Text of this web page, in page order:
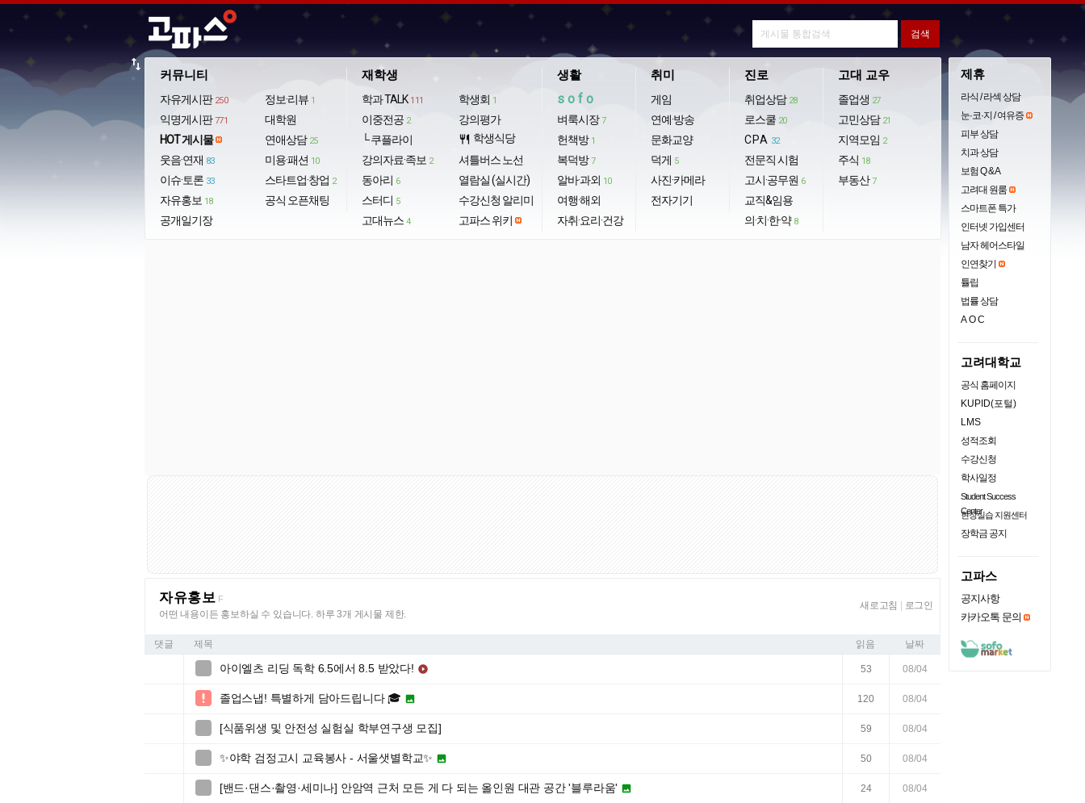
커뮤니티
자유게시판 250
익명게시판 771
HOT 게시물
웃음·연재 83
이슈·토론 33
자유홍보 18
공개일기장
정보·리뷰 1
대학원
연애상담 25
미용·패션 10
스타트업·창업 2
공식 오픈채팅
재학생
학과 TALK 111
이중전공 2
└ 쿠플라이
강의자료·족보 2
동아리 6
스터디 5
고대뉴스 4
학생회 1
강의평가
restaurant 학생식당
셔틀버스 노선
열람실 (실시간)
수강신청 알리미
고파스 위키
생활
sofo
벼룩시장 7
헌책방 1
복덕방 7
알바·과외 10
여행·해외
자취·요리·건강
취미
게임
연예·방송
문화교양
덕게 5
사진·카메라
전자기기
진로
취업상담 28
로스쿨 20
CPA 32
전문직 시험
고시·공무원 6
교직&임용
의·치·한·약 8
고대 교우
졸업생 27
고민상담 21
지역모임 2
주식 18
부동산 7
import_export
자유홍보 F
어떤 내용이든 홍보하실 수 있습니다. 하루 3개 게시물 제한.
새로고침 로그인
댓글 제목 읽음 날짜
아이엘츠 리딩 독학 6.5에서 8.5 받았다!  53 08/04
 졸업스냅! 특별하게 담아드립니다 🎓  120 08/04
[식품위생 및 안전성 실험실 학부연구생 모집] 59 08/04
✨야학 검정고시 교육봉사 - 서울샛별학교✨  50 08/04
[밴드·댄스·촬영·세미나] 안암역 근처 모든 게 다 되는 올인원 대관 공간 '블루라움'  24 08/04
제휴
라식 / 라섹 상담
눈·코·지 / 여유증
피부 상담
치과 상담
보험 Q & A
고려대 원룸
스마트폰 특가
인터넷 가입센터
남자 헤어스타일
인연찾기
튤립
법률 상담
AOC
고려대학교
공식 홈페이지
KUPID(포털)
LMS
성적조회
수강신청
학사일정
Student Success
Center
현장실습 지원센터
장학금 공지
고파스
공지사항
카카오톡 문의